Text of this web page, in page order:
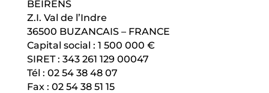
BEIRENS
Z.I. Val de l’Indre
36500 BUZANCAIS – FRANCE
Capital social : 1 500 000 €
SIRET : 343 261 129 00047
Tél : 02 54 38 48 07
Fax : 02 54 38 51 15